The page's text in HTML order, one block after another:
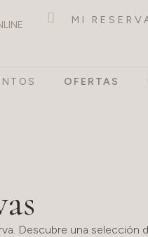
MI
OFERTAS
Descubre una selección